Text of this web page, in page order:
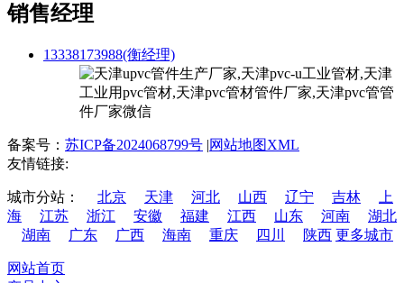
销售经理
13338173988(衡经理)
备案号： 苏ICP备2024068799号 |网站地图XML
友情链接:
城市分站： 北京 天津 河北 山西 辽宁 吉林
上
海
江苏 浙江 安徽 福建 江西 山东 河南
湖北
湖南
广东 广西 海南 重庆 四川 陕西 更多城市
网站首页